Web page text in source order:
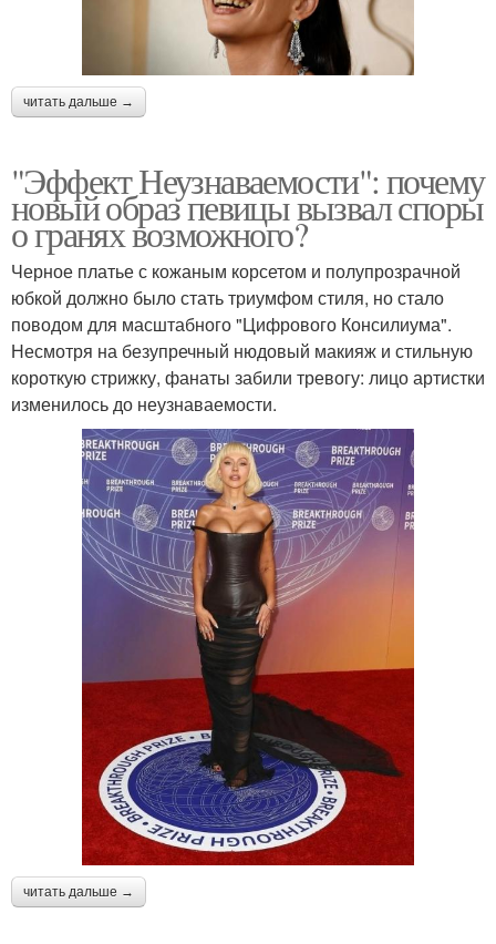
читать дальше →
"Эффект Неузнаваемости": почему
новый образ певицы вызвал споры
о гранях возможного?
Черное платье с кожаным корсетом и полупрозрачной
юбкой должно было стать триумфом стиля, но стало
поводом для масштабного "Цифрового Консилиума".
Несмотря на безупречный нюдовый макияж и стильную
короткую стрижку, фанаты забили тревогу: лицо артистки
изменилось до неузнаваемости.
читать дальше →